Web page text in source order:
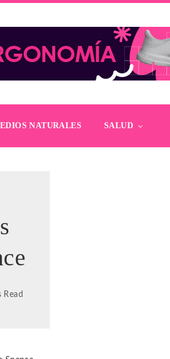
NATURALES SALUD
Read